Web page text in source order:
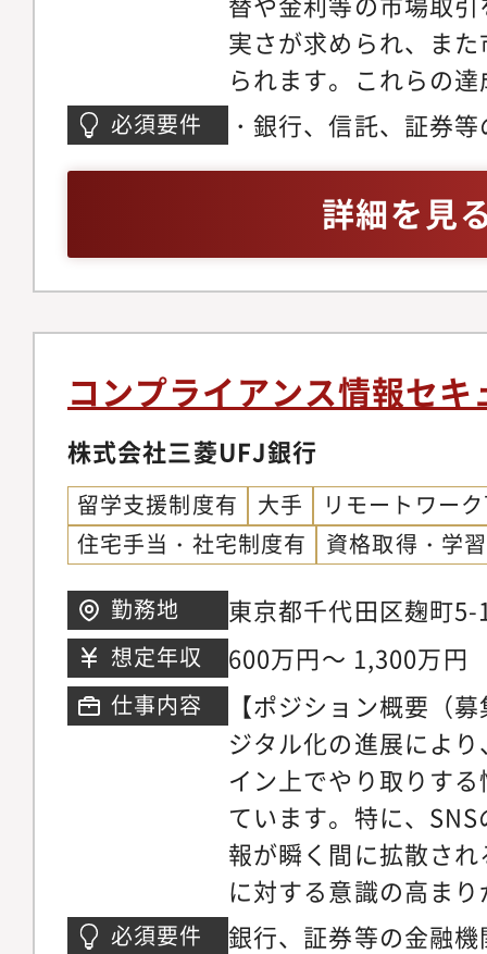
実さが求められ、ま
られます。これらの
やMUFGのビジネス
化させる事が出来る
ジションの魅力】・
ジションで、銀行の
点を養成コンダクト
ナンス課題であり、
レポーティングも多
わる仕事ができます
上げる際には、その
ロント部署と共に態
幅広い経営視点を養
ン、香港など海外拠
ローバルなキャリア
スクは国際的にも注
制動向やグローバル
く、国際的なキャリ
す。具体的には、海
当者と連携し、本部
主導します。現地で
り、本部担当者とし
こともできます。グ
会があります。・「
必須要件
・銀行、信託、証券
ALM、企画等）を3年
詳細を見
コンプライアンス情報セ
株式会社三菱UFJ銀行
留学支援制度有 大手
リモートワー
住宅手当・社宅制度有
資格取得・学
勤務地
東京都千代田区麹町
ワー
想定年収 600万円～ 1,300万円
仕事内容
【ポジション概要（
ジタル化の進展によ
イン上でやり取りす
ています。特に、
報が瞬く間に拡散さ
に対する意識の高ま
やシステム不備によ
必須要件
銀行、証券等の金融